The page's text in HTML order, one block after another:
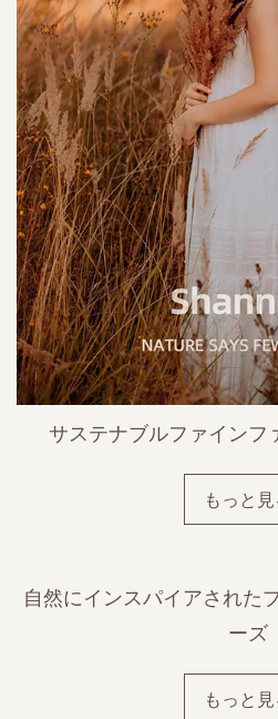
サステナブルファインフ
もっと見
自然にインスパイアされた
ーズ
もっと見